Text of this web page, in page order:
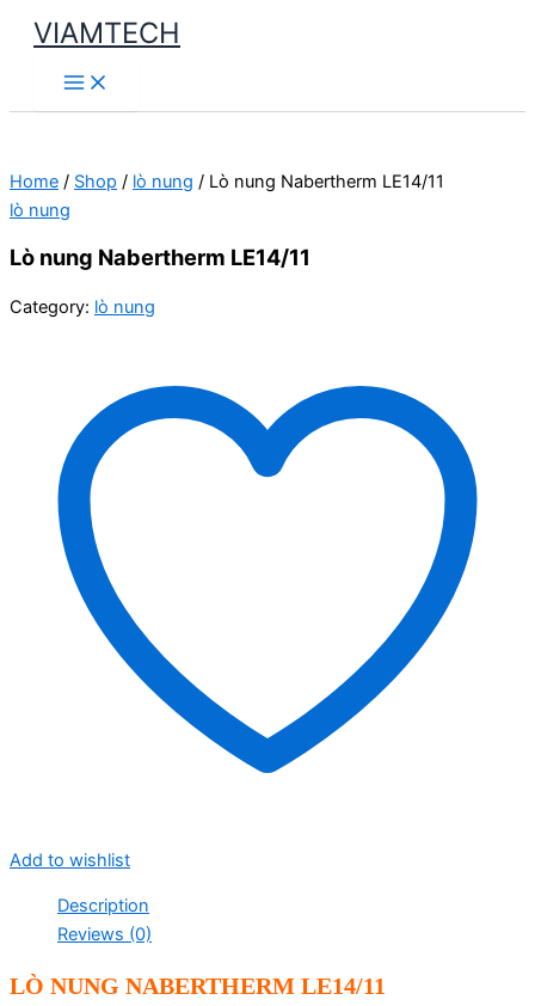
Skip
content
VIAMTECH
Main
Menu
Home / Shop / lò nung / Lò nung Nabertherm LE14/11
lò nung
Lò nung Nabertherm LE14/11
Category: lò nung
Add to wishlist
Description
Reviews (0)
LÒ NUNG NABERTHERM LE14/11